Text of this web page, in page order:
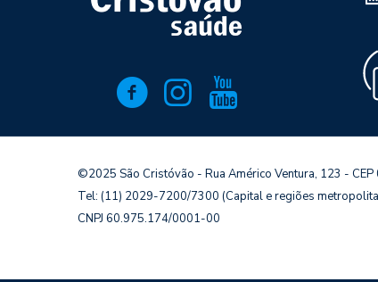
©2025 São Cristóvão - Rua Américo Ventura, 123 -
Tel: (11) 2029-7200/7300 (Capital e regiões
CNPJ 60.975.174/0001-00